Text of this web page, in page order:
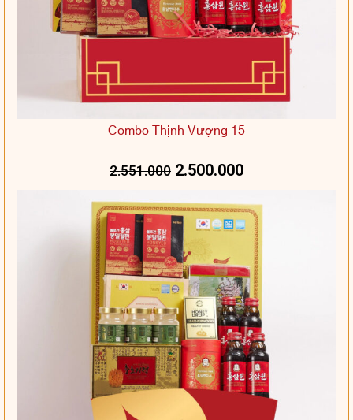
Combo Thịnh Vượng 15
2.551.000 2.500.000